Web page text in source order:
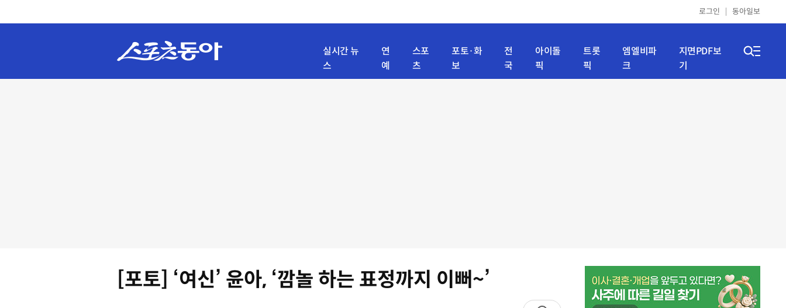
로그인 동아일보
실시간 뉴
스
연
예
스포
츠
포토·화
보
전
국
아이돌
픽
트롯
픽
엠엘비파
크
지면PDF보
기
[포토] ‘여신’ 윤아, ‘깜놀 하는 표정까지 이뻐~’